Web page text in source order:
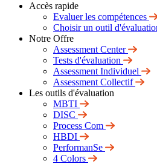
Accès rapide
Evaluer les compétences
Choisir un outil
Notre Offre
Assessment Center
Tests d'évaluation
Assessment Individuel
Assessment Collectif
Les outils d'évaluation
MBTI
DISC
Process Com
HBDI
PerformanSe
4 Colors